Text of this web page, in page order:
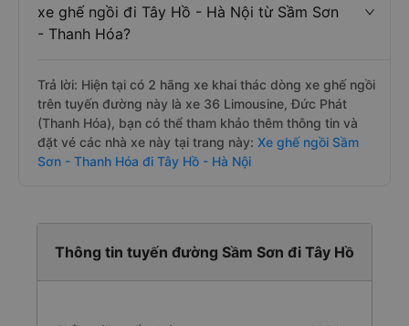
xe ghế ngồi đi Tây Hồ - Hà Nội từ Sầm Sơn
- Thanh Hóa?
Trả lời: Hiện tại có 2 hãng xe khai thác dòng xe ghế ngồi
trên tuyến đường này là xe 36 Limousine, Đức Phát
(Thanh Hóa), bạn có thể tham khảo thêm thông tin và
đặt vé các nhà xe này tại trang này: Xe ghế ngồi Sầm
Sơn - Thanh Hóa đi Tây Hồ - Hà Nội
Thông tin tuyến đường Sầm Sơn đi Tây Hồ